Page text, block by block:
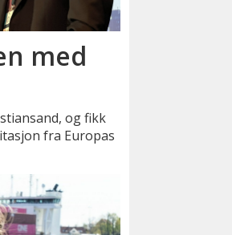
med
og fikk
fra Europas